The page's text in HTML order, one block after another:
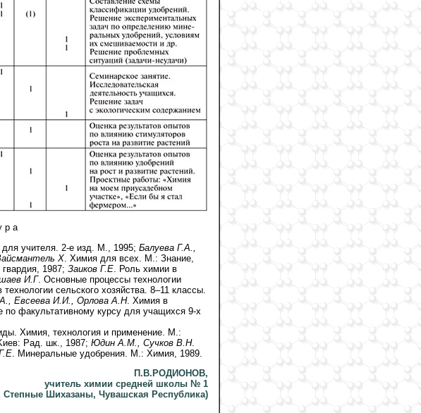
р а
учителя. 2-е изд. М., 1995; Балуева Г.А.,
Х . Химия для всех. М.: Знание,
1987; Заиков Г.Е . Роль химии в
И.Г. Основные процессы технологии
технологии сельского хозяйства. 8–11 классы.
Евсеева И.И., Орлова А.Н. Химия в
по факультативному курсу для учащихся 9-х
Химия, технология и применение. М.:
Рад. шк., 1987; Юдин А.М., Сучков В.Н.
. Минеральные удобрения. М.: Химия, 1989.
П.В.РОДИОНОВ,
учитель химии средней школы № 1
Степные Шихазаны, Чувашская Республика)